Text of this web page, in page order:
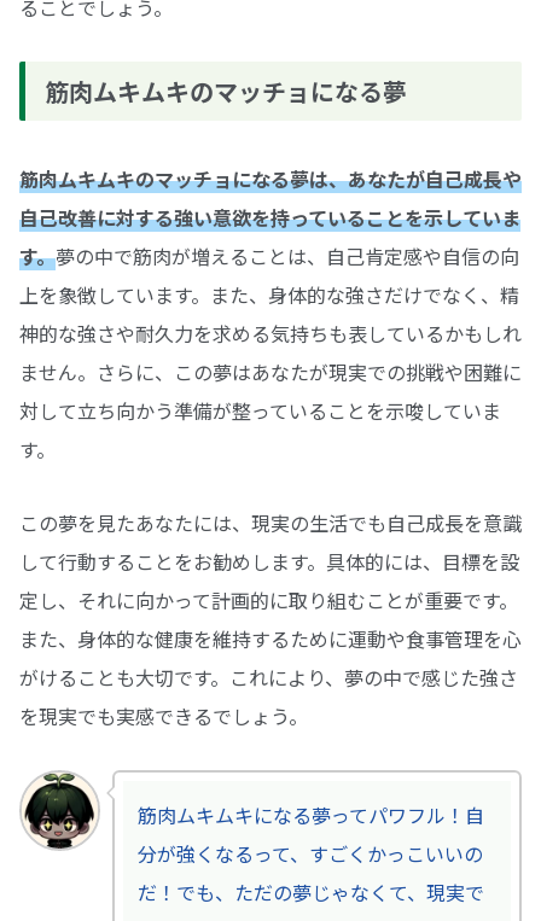
ることでしょう。
筋肉ムキムキのマッチョになる夢
筋肉ムキムキのマッチョになる夢は、あなたが自己成長や
自己改善に対する強い意欲を持っていることを示していま
す。夢の中で筋肉が増えることは、自己肯定感や自信の向
上を象徴しています。また、身体的な強さだけでなく、精
神的な強さや耐久力を求める気持ちも表しているかもしれ
ません。さらに、この夢はあなたが現実での挑戦や困難に
対して立ち向かう準備が整っていることを示唆していま
す。
この夢を見たあなたには、現実の生活でも自己成長を意識
して行動することをお勧めします。具体的には、目標を設
定し、それに向かって計画的に取り組むことが重要です。
また、身体的な健康を維持するために運動や食事管理を心
がけることも大切です。これにより、夢の中で感じた強さ
を現実でも実感できるでしょう。
筋肉ムキムキになる夢ってパワフル！自
分が強くなるって、すごくかっこいいの
だ！でも、ただの夢じゃなくて、現実で